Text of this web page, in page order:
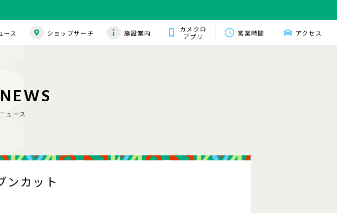
ース ショップサーチ 施設案内
カメクロ
アプリ
営業時間 アクセス
NEWS
ュース
ンカット